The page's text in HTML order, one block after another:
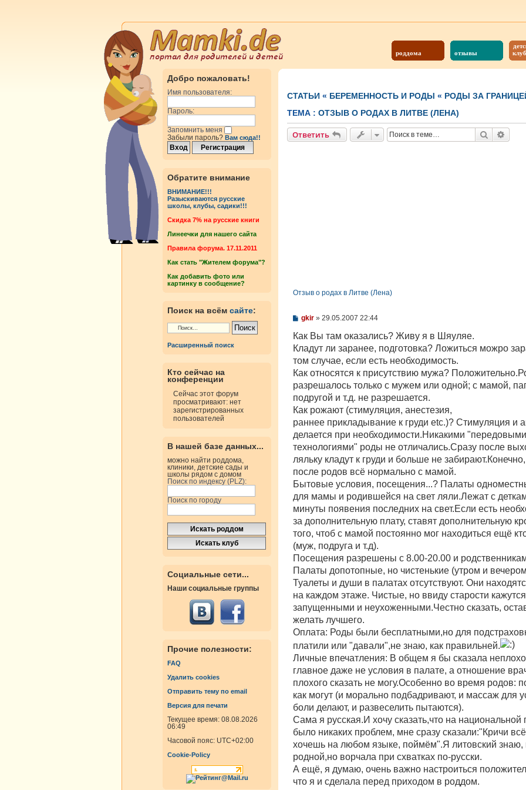
роддома отзывы
Добро пожаловать!
Имя пользователя:
Пароль:
Запомнить меня
Забыли пароль? Вам сюда!!
Обратите внимание
ВНИМАНИЕ!!!
Разыскиваются русские
школы, клубы, садики!!!
Cкидка 7% на русские книги
Линеечки для нашего сайта
Правила форума. 17.11.2011
Как стать "Жителем форума"?
Как добавить фото или
картинку в сообщение?
Поиск на всём сайте:
Расширенный поиск
Кто сейчас на
конференции
Сейчас этот форум
просматривают: нет
зарегистрированных
пользователей
В нашей базе данных...
можно найти роддома,
клиники, детские сады и
школы рядом с домом
Поиск по индексу (PLZ):
Поиск по городу
Социальные сети...
Наши социальные группы
Прочие полезности:
FAQ
Удалить cookies
Отправить тему по email
Версия для печати
Текущее время: 08.08.2026
06:49
Часовой пояс: UTC+02:00
Cookie-Policy
СТАТЬИ « БЕРЕМЕННОСТЬ И РОДЫ « РОДЫ ЗА
ТЕМА : ОТЗЫВ О РОДАХ В ЛИТВЕ (ЛЕНА)
Ответить Поиск
Отзыв о родах в Литве (Лена)
С
о
щ
е
и
е
gkir » 29.05.2007 22:44
Как Вы там оказались? Живу я в Шяуляе.
Кладут ли заранее, подготовка? Ложиться можро
том случае, если есть необходимость.
Как относятся к присутствию мужа?
разрешалось только с мужем или одной; с мамой,
подругой и т.д. не разрешается.
Как рожают (стимуляция, анестезия,
раннее прикладывание к груди etc.)? Стимуляция и
делается при необходимости.Никакими "передовыми
технологиями" роды не отличались.Сразу после
ляльку кладут к груди и больше не
после родов всё нормально с мамой.
Бытовые условия, посещения...? Палаты
для мамы и родившейся на свет ляли.Лежат с
минуты появения последних на свет.Если есть
за дополнительную плату, ставят дополнительную
того, чтоб с мамой постоянно мог находиться ещё
(муж, подруга и т.д).
Посещения разрешены с 8.00-20.00 и
Палаты допотопные, но чистенькие (утром и
Туалеты и души в палатах отсутствуют. Они
на каждом этаже. Чистые, но ввиду старости кажутся
запущенными и неухоженными.Честно сказать,
желать лучшего.
Оплата: Роды были бесплатными,но для
платили или "давали",не знаю, как правильней.
Личные впечатления: В общем я бы сказала
главное даже не условия в палате, а отношение
плохого сказать не могу.Особенно во время родов:
как могут (и морально подбадривают, и массаж для
боли делают, и развеселить пытаются).
Сама я русская.И хочу сказать,что на национальной
было никаких проблем, мне сразу сказали:"Кричи
хочешь на любом языке, поймём".Я литовский знаю,
родной,но ворчала при схватках по-русски.
А ещё, я думаю, очень важно настроиться
что я и сделала перед приходом в роддом.